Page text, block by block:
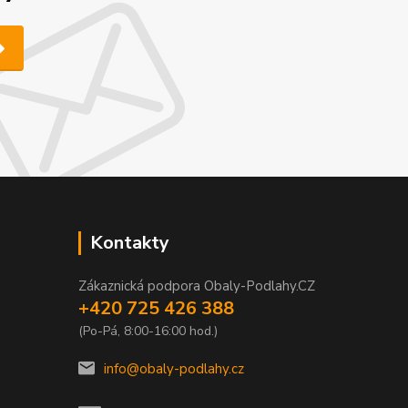
Kontakty
Zákaznická podpora Obaly-Podlahy.CZ
+420 725 426 388
(Po-Pá, 8:00-16:00 hod.)
info@obaly-podlahy.cz